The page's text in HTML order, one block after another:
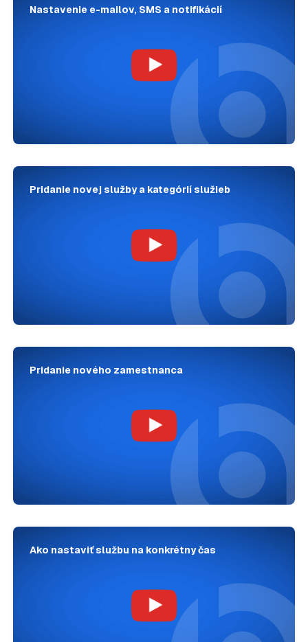
Nastavenie e-mailov, SMS a notifikácií
Pridanie novej služby a kategórií služieb
Pridanie nového zamestnanca
Ako nastaviť službu na konkrétny čas